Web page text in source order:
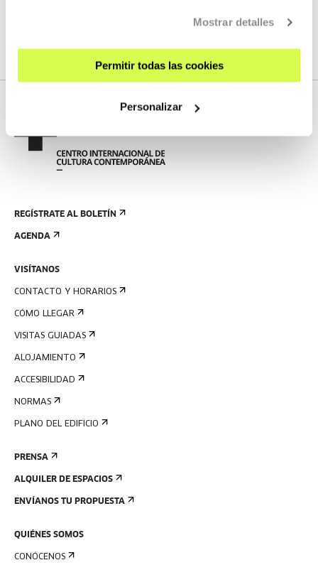
Mostrar detalles
Permitir todas las cookies
Personalizar
REGÍSTRATE AL BOLETÍN
AGENDA
VISÍTANOS
CONTACTO Y HORARIOS
CÓMO LLEGAR
VISITAS GUIADAS
ALOJAMIENTO
ACCESIBILIDAD
NORMAS
PLANO DEL EDIFICIO
PRENSA
ALQUILER DE ESPACIOS
ENVÍANOS TU PROPUESTA
QUIÉNES SOMOS
CONÓCENOS